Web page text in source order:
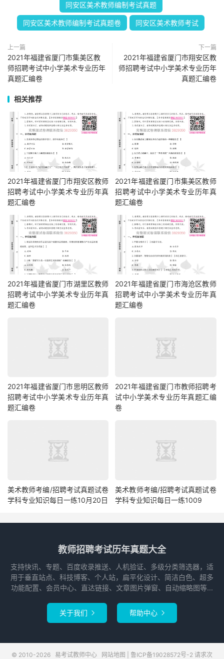
同安区美术教师编制考试真题
同安区美术教师编制考试真题卷 同安区美术教师考试
上一篇
2021年福建省厦门市集美区教
师招聘考试中小学美术专业历年
真题汇编卷
下一篇
2021年福建省厦门市翔安区教
师招聘考试中小学美术专业历年
真题汇编卷
相关推荐
2021年福建省厦门市翔安区教师
招聘考试中小学美术专业历年真
题汇编卷
2021年福建省厦门市集美区教师
招聘考试中小学美术专业历年真
题汇编卷
2021年福建省厦门市湖里区教师
招聘考试中小学美术专业历年真
题汇编卷
2021年福建省厦门市海沧区教师
招聘考试中小学美术专业历年真
题汇编卷
2021年福建省厦门市思明区教师
招聘考试中小学美术专业历年真
题汇编卷
2021年福建省厦门市教师招聘考
试中小学美术专业历年真题汇编
卷
美术教师考编/招聘考试真题试卷
学科专业知识每日一练10月20日
美术教师考编/招聘考试真题试卷
学科专业知识每日一练1009
教师招聘考试历年真题大全
支持快讯、专题、百度收录推送、人机验证、多级分类筛选器，适
用于垂直站点、科技博客、个人站，扁平化设计、简洁白色、超多
功能配置、会员中心、直达链接、文章图片弹窗、自动缩略图等...
关于我们  帮助中心 
© 2010-2026 易考试教师中心 网站地图 鲁ICP备19028572号-2 请求次